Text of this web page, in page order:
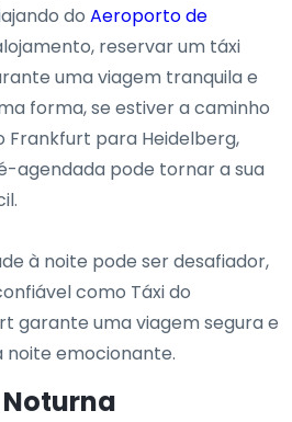
do Aeroporto de
reservar um táxi
uma viagem tranquila e
forma, se estiver a caminho
Frankfurt para Heidelberg,
agendada pode tornar a sua
à noite pode ser desafiador,
como Táxi do
garante uma viagem segura e
emocionante.